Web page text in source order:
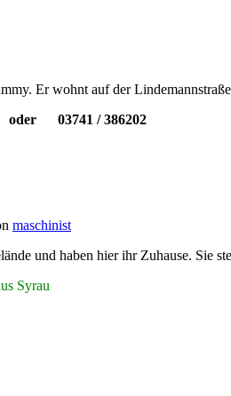
Er wohnt auf der
oder 03741 / 386202
maschinist
und haben hier ihr Zuhause. Sie
Syrau